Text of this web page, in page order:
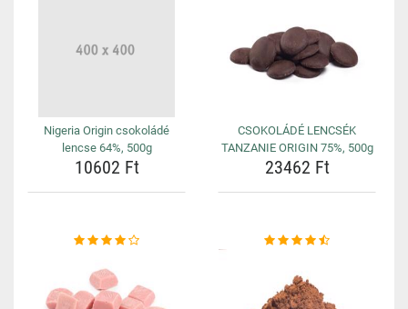
Nigeria Origin csokoládé
lencse 64%, 500g
10602 Ft
CSOKOLÁDÉ LENCSÉK
TANZANIE ORIGIN 75%, 500g
23462 Ft